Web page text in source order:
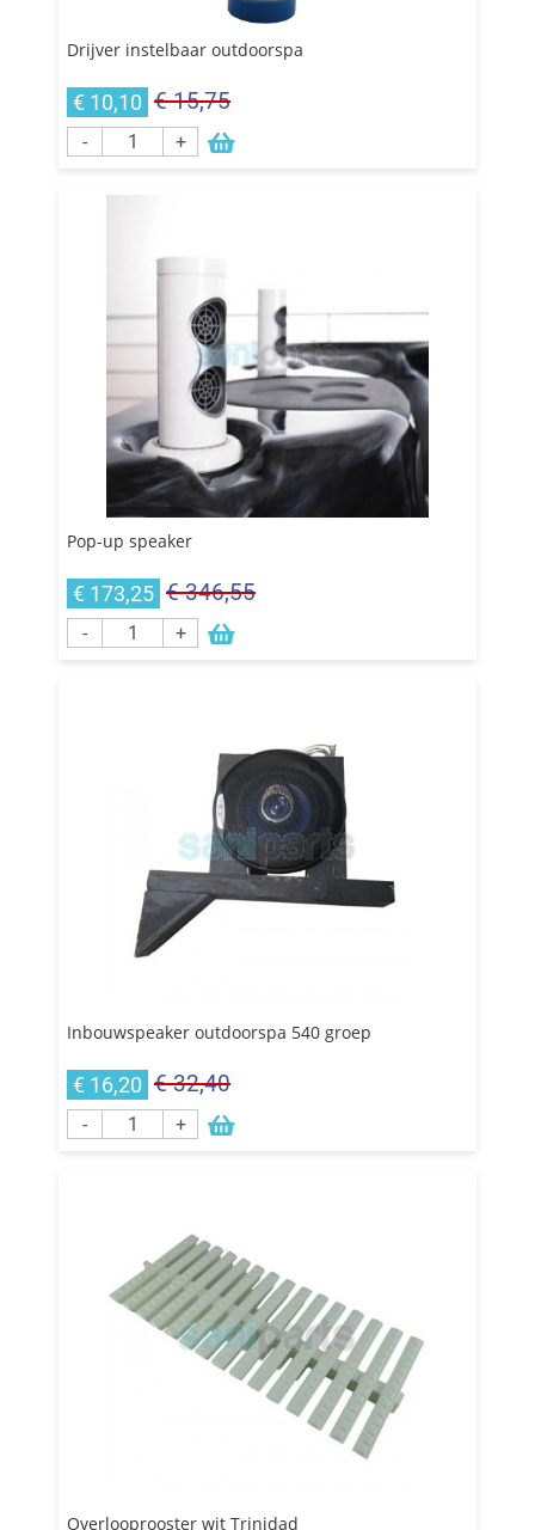
Drijver instelbaar outdoorspa
€ 10,10 € 15,75
- +
Pop-up speaker
€ 173,25 € 346,55
- +
Inbouwspeaker outdoorspa 540 groep
€ 16,20 € 32,40
- +
Overlooprooster wit Trinidad